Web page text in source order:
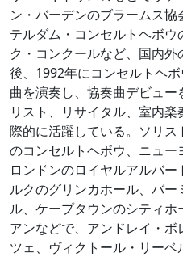
ン・バーデンのブラームス
テルダム・コンセルトヘボ
ク・コンクールなど、国内
後、1992年にコンセルトヘ
曲を演奏し、協奏曲デビュ
リスト、リサイタル、室内
際的に活躍している。ソリ
のコンセルトヘボウ、ニュー
ロンドンのロイヤルアルバ
ルクのグリンカホール、バ
ル、ケープタウンのシティ
アンなどで、アンドレイ・
ツェ、ヴィクトール・リー